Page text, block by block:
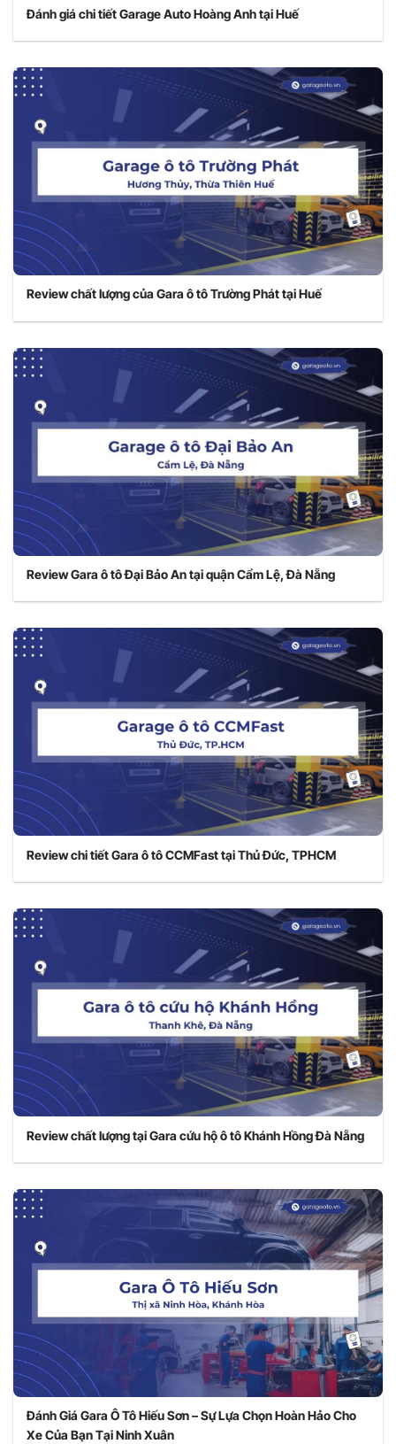
Đánh giá chi tiết Garage Auto Hoàng Anh tại Huế
Review chất lượng của Gara ô tô Trường Phát tại Huế
Review Gara ô tô Đại Bảo An tại quận Cẩm Lệ, Đà Nẵng
Review chi tiết Gara ô tô CCMFast tại Thủ Đức, TPHCM
Review chất lượng tại Gara cứu hộ ô tô Khánh Hồng Đà Nẵng
Đánh Giá Gara Ô Tô Hiếu Sơn – Sự Lựa Chọn Hoàn Hảo Cho
Xe Của Bạn Tại Ninh Xuân